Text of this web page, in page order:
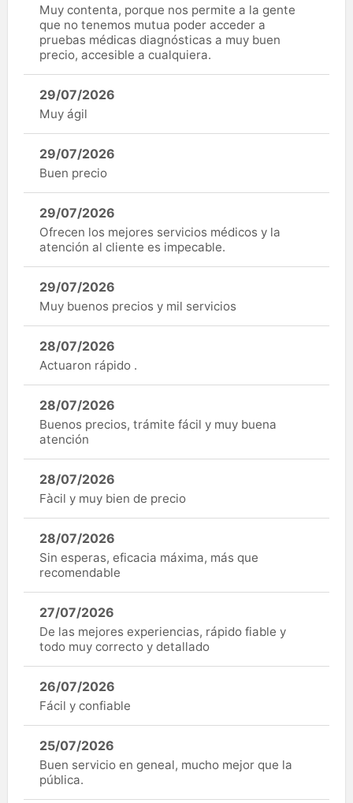
Muy contenta, porque nos permite a la gente
que no tenemos mutua poder acceder a
pruebas médicas diagnósticas a muy buen
precio, accesible a cualquiera.
29/07/2026
Muy ágil
29/07/2026
Buen precio
29/07/2026
Ofrecen los mejores servicios médicos y la
atención al cliente es impecable.
29/07/2026
Muy buenos precios y mil servicios
28/07/2026
Actuaron rápido .
28/07/2026
Buenos precios, trámite fácil y muy buena
atención
28/07/2026
Fàcil y muy bien de precio
28/07/2026
Sin esperas, eficacia máxima, más que
recomendable
27/07/2026
De las mejores experiencias, rápido fiable y
todo muy correcto y detallado
26/07/2026
Fácil y confiable
25/07/2026
Buen servicio en geneal, mucho mejor que la
pública.